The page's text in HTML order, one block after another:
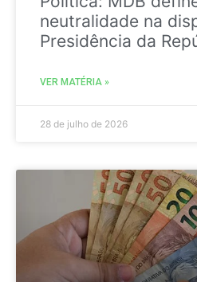
neutralidade na
Presidência da
VER MATÉRIA »
28 de julho de 2026